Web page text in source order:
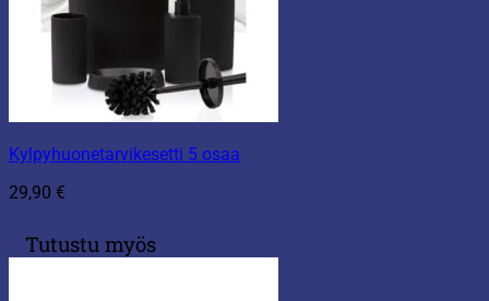
Kylpyhuonetarvikesetti 5 osaa
29,90 €
Tutustu myös